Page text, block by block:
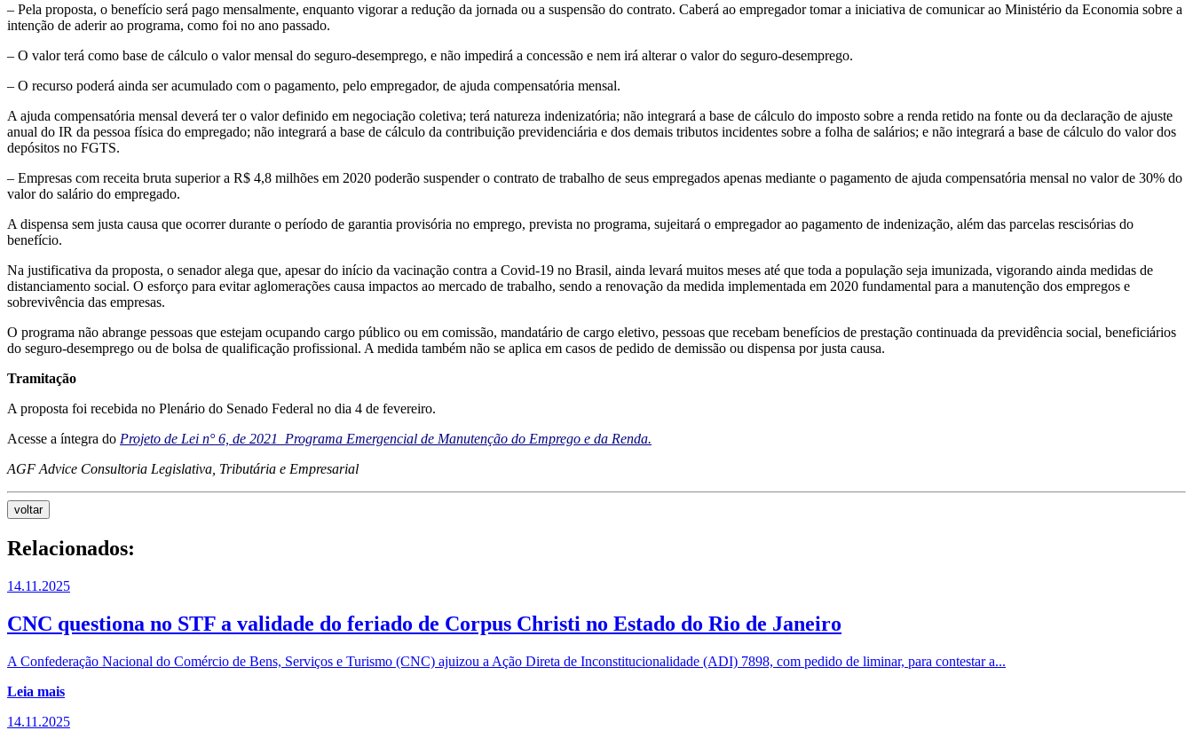
– Pela proposta, o benefício será pago mensalmente, enquanto vigorar a redução da jornada ou a suspensão do contrato. Caberá ao empregador tomar a iniciativa de comunicar ao Ministério da Economia sobre a
intenção de aderir ao programa, como foi no ano passado.
– O valor terá como base de cálculo o valor mensal do seguro-desemprego, e não impedirá a concessão e nem irá alterar o valor do seguro-desemprego.
– O recurso poderá ainda ser acumulado com o pagamento, pelo empregador, de ajuda compensatória mensal.
A ajuda compensatória mensal deverá ter o valor definido em negociação coletiva; terá natureza indenizatória; não integrará a base de cálculo do imposto sobre a renda retido na fonte ou da declaração de ajuste
anual do IR da pessoa física do empregado; não integrará a base de cálculo da contribuição previdenciária e dos demais tributos incidentes sobre a folha de salários; e não integrará a base de cálculo do valor dos
depósitos no FGTS.
– Empresas com receita bruta superior a R$ 4,8 milhões em 2020 poderão suspender o contrato de trabalho de seus empregados apenas mediante o pagamento de ajuda compensatória mensal no valor de 30% do
valor do salário do empregado.
A dispensa sem justa causa que ocorrer durante o período de garantia provisória no emprego, prevista no programa, sujeitará o empregador ao pagamento de indenização, além das parcelas rescisórias do
benefício.
Na justificativa da proposta, o senador alega que, apesar do início da vacinação contra a Covid-19 no Brasil, ainda levará muitos meses até que toda a população seja imunizada, vigorando ainda medidas de
distanciamento social. O esforço para evitar aglomerações causa impactos ao mercado de trabalho, sendo a renovação da medida implementada em 2020 fundamental para a manutenção dos empregos e
sobrevivência das empresas.
O programa não abrange pessoas que estejam ocupando cargo público ou em comissão, mandatário de cargo eletivo, pessoas que recebam benefícios de prestação continuada da previdência social, beneficiários
do seguro-desemprego ou de bolsa de qualificação profissional. A medida também não se aplica em casos de pedido de demissão ou dispensa por justa causa.
Tramitação
A proposta foi recebida no Plenário do Senado Federal no dia 4 de fevereiro.
Acesse a íntegra do Projeto de Lei n° 6, de 2021_Programa Emergencial de Manutenção do Emprego e da Renda.
AGF Advice Consultoria Legislativa, Tributária e Empresarial
voltar
Relacionados:
14.11.2025
CNC questiona no STF a validade do feriado de Corpus Christi no Estado do Rio de Janeiro
A Confederação Nacional do Comércio de Bens, Serviços e Turismo (CNC) ajuizou a Ação Direta de Inconstitucionalidade (ADI) 7898, com pedido de liminar, para contestar a...
Leia mais
14.11.2025